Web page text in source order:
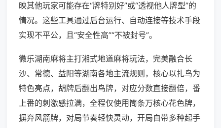
映其他玩家可能存在“牌特别好”或“透视他人牌型”的
情况。这些工具通过后台运行、自动连接等技术手段
实现不平公，且“安全性高”“不被封号”。
微乐湖南麻将主打湘式地道麻将玩法，完美融合长
沙、常德、益阳等湖南各地主流规则，核心以扎鸟为
特色亮点，胡牌后翻出鸟牌，对应分数直接翻倍，番
上番的刺激感拉满，全程仅使用筒条万核心花色牌，
摒弃风箭牌，对局节奏轻快灵动，开局自带多种起手